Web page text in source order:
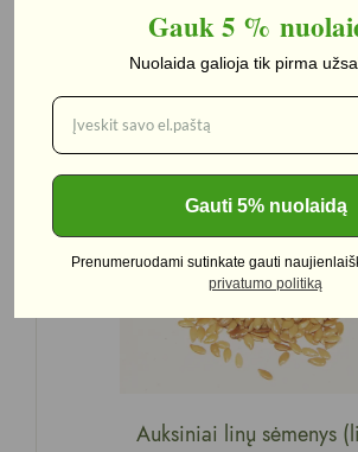
Auksiniai linų sėmenys
Gauk 5 %
Nuolaida galioja tik pirma
Gauti 5% nuolaidą
Prenumeruodami sutinkate gauti
privatumo politiką